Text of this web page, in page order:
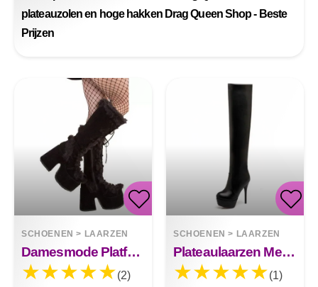
plateauzolen en hoge hakken Drag Queen Shop - Beste
Prijzen
SCHOENEN > LAARZEN
Damesmode Platform Hoge Hakken Platform Laarzen
(2)
SCHOENEN > LAARZEN
Plateaulaarzen Met Ronde Neus 13 Cm
(1)